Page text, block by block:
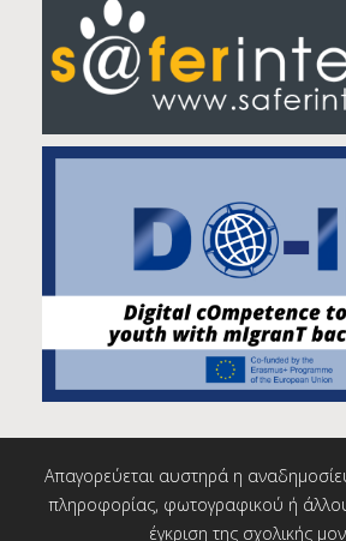
Απαγορεύεται αυστηρά η
πληροφορίας, φωτογραφικού ή
έγκριση της σχολικής